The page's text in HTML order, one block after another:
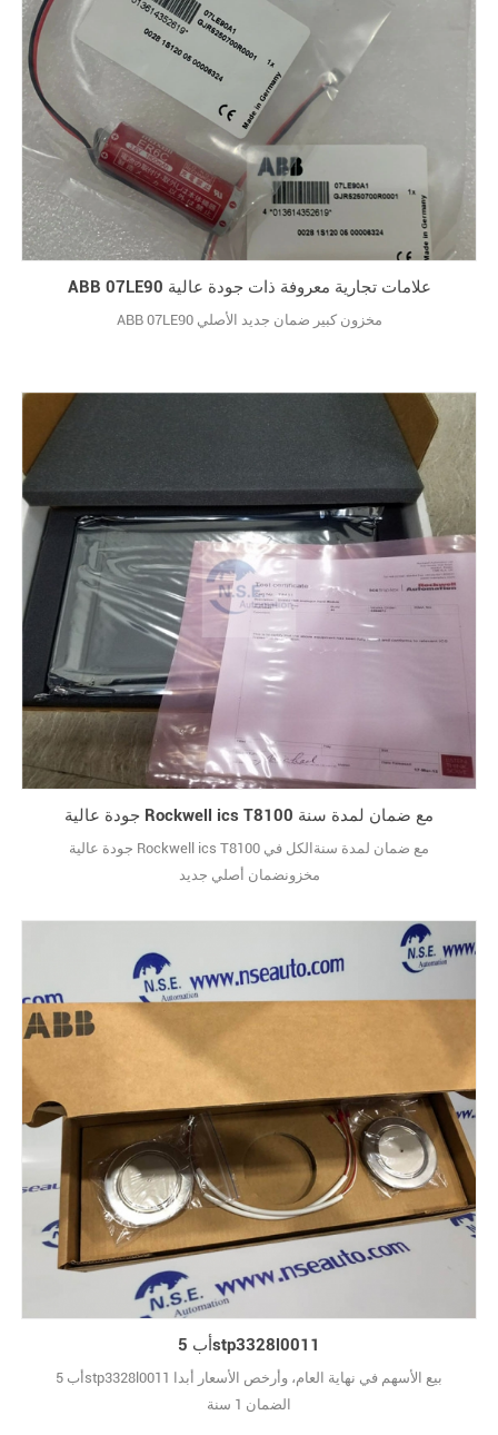
ABB 07LE90 علامات تجارية معروفة ذات جودة عالية
ABB 07LE90 مخزون كبير ضمان جديد الأصلي
جودة عالية Rockwell ics T8100 مع ضمان لمدة سنة
جودة عالية Rockwell ics T8100 مع ضمان لمدة سنةالكل في
مخزونضمان أصلي جديد
أب 5stp3328l0011
أب 5stp3328l0011 بيع الأسهم في نهاية العام، وأرخص الأسعار أبدا
الضمان 1 سنة